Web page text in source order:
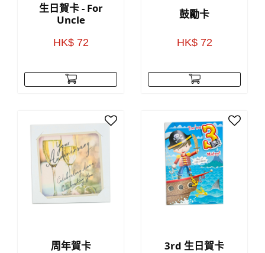
生日賀卡 - For
Uncle
HK$ 72
鼓勵卡
HK$ 72
周年賀卡 3rd 生日賀卡